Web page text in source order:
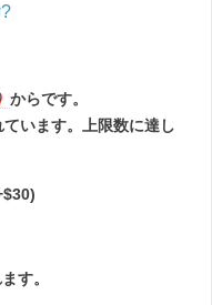
からです。
います。上限数に達し
す。